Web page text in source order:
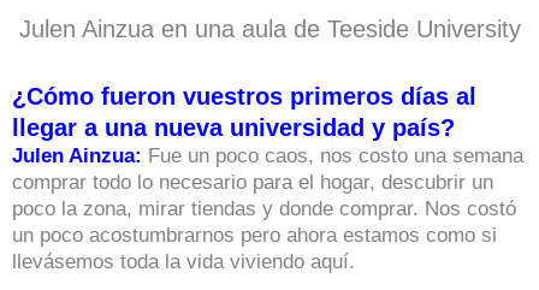
Julen Ainzua en una aula de Teeside University
¿Cómo fueron vuestros primeros días al
llegar a una nueva universidad y país?
Julen Ainzua: Fue un poco caos, nos costo una semana
comprar todo lo necesario para el hogar, descubrir un
poco la zona, mirar tiendas y donde comprar. Nos costó
un poco acostumbrarnos pero ahora estamos como si
llevásemos toda la vida viviendo aquí.